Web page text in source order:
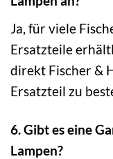
Ja, für viele
Ersatzteile
direkt Fischer &
Ersatzteil zu
6. Gibt es eine
Lampen?